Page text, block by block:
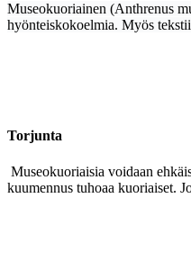
Museokuoriainen (Anthrenus
hyönteiskokoelmia. Myös
Torjunta
Museokuoriaisia voidaan
kuumennus tuhoaa kuoriaiset.